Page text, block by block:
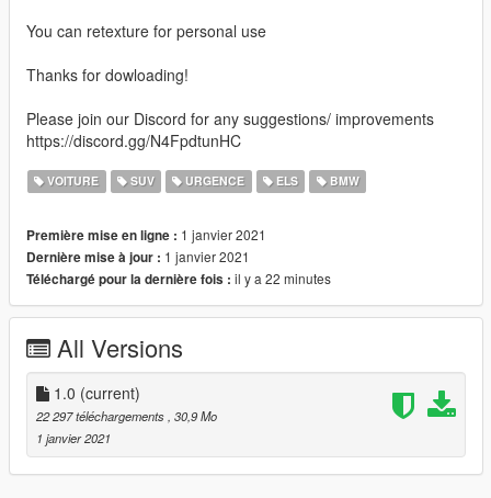
You can retexture for personal use
Thanks for dowloading!
Please join our Discord for any suggestions/ improvements
https://discord.gg/N4FpdtunHC
VOITURE SUV URGENCE ELS BMW
Première mise en ligne : 1 janvier 2021
Dernière mise à jour : 1 janvier 2021
Téléchargé pour la dernière fois : il y a 22 minutes
All Versions
1.0 (current)
22 297 téléchargements, 30,9 Mo
1 janvier 2021